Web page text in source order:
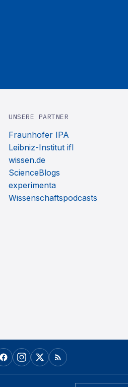
UNSERE PARTNER
Fraunhofer IPA
Leibniz-Institut ifl
wissen.de
ScienceBlogs
experimenta
Wissenschaftspodcasts